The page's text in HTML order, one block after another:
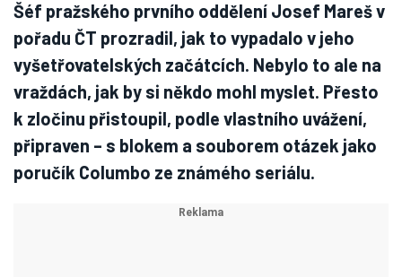
Šéf pražského prvního oddělení Josef Mareš v
pořadu ČT prozradil, jak to vypadalo v jeho
vyšetřovatelských začátcích. Nebylo to ale na
vraždách, jak by si někdo mohl myslet. Přesto
k zločinu přistoupil, podle vlastního uvážení,
připraven – s blokem a souborem otázek jako
poručík Columbo ze známého seriálu.